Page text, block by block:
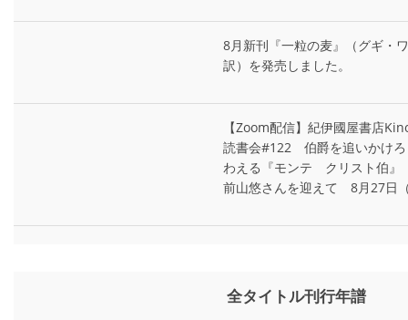
8月新刊『一粒の麦』（グギ・
訳）を発売しました。
【Zoom配信】紀伊國屋書店
読書会#122 伯爵を追いかけ
わえる『モンテ゠クリスト伯
前山悠さんを迎えて 8月27日
全タイトル刊行年譜